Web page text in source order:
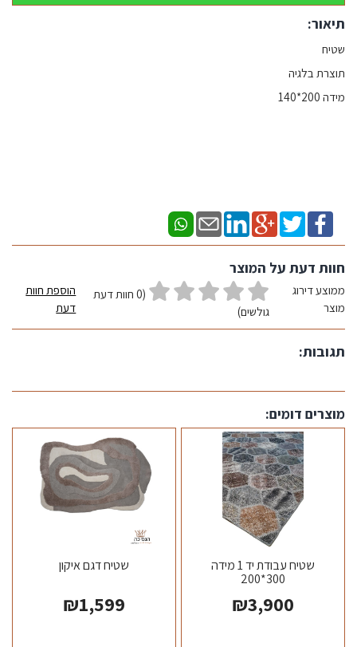
תיאור:
שטיח
תוצרת בלגיה
מידה 200*140
חוות דעת על המוצר
ממוצע דירוג
מוצר
(0 חוות דעת
גולשים)
הוספת חוות
דעת
תגובות:
מוצרים דומים:
שטיח עבודת יד 1 מידה
300*200
₪3,900
שטיח דגם איקון
₪1,599